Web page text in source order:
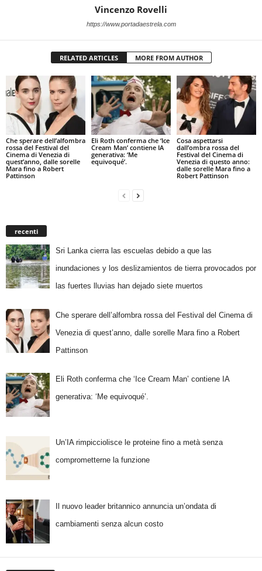
Vincenzo Rovelli
https://www.portadaestrela.com
RELATED ARTICLES MORE FROM AUTHOR
Che sperare dell’alfombra
rossa del Festival del
Cinema di Venezia di
quest’anno, dalle sorelle
Mara fino a Robert
Pattinson
Eli Roth conferma che ‘Ice
Cream Man’ contiene IA
generativa: ‘Me
equivoqué’.
Cosa aspettarsi
dall’ombra rossa del
Festival del Cinema di
Venezia di questo anno:
dalle sorelle Mara fino a
Robert Pattinson
recenti
Sri Lanka cierra las escuelas debido a que las
inundaciones y los deslizamientos de tierra provocados por
las fuertes lluvias han dejado siete muertos
Che sperare dell’alfombra rossa del Festival del Cinema di
Venezia di quest’anno, dalle sorelle Mara fino a Robert
Pattinson
Eli Roth conferma che ‘Ice Cream Man’ contiene IA
generativa: ‘Me equivoqué’.
Un’IA rimpicciolisce le proteine fino a metà senza
comprometterne la funzione
Il nuovo leader britannico annuncia un’ondata di
cambiamenti senza alcun costo